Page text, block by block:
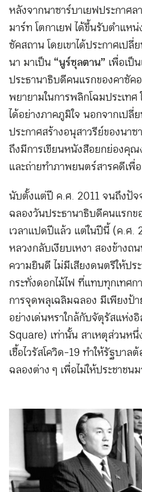
หลังจากนาซาร์บาเยฟประกาศ
มาร์ท โตกาเยฟ ได้ขึ้นรับตำแห
ซัคสถาน โดยเขาได้ประกาศเป
นา มาเป็น“นูร์ซุลตาน” เพื่อเป็
ประธานาธิบดีคนแรกของคาซัค
พยายามในการพลิกโฉมประเทศ
ได้อย่างภาคภูมิใจ นอกจากเปลี่
ประกาศสร้างอนุสาวรีย์ของนาซ
ถึงมีการเขียนหนังสือยกย่องคุ
และถ่ายทำภาพยนตร์สารคดีเพื่
นับตั้งแต่ปี ค.ศ. 2011 จนถึงปัจ
ฉลองวันประธานาธิบดีคนแรก
เวลาแปดปีแล้ว แต่ในปีนี้ (ค.ศ.
หลวงกลับเงียบเหงา สองข้างถ
ความยินดี ไม่มีเสียงดนตรีให้ป
กระทั่งดอกไม้ไฟ ที่แทบทุกเทศ
การจุดพลุเฉลิมฉลอง มีเพียงป้
อย่างเด่นหราใกล้กับจัตุรัสแห่
Square) เท่านั้น สาเหตุส่วนห
เชื้อไวรัสโควิด-19 ทำให้รัฐบา
ฉลองต่าง ๆ เพื่อไม่ให้ประชาช